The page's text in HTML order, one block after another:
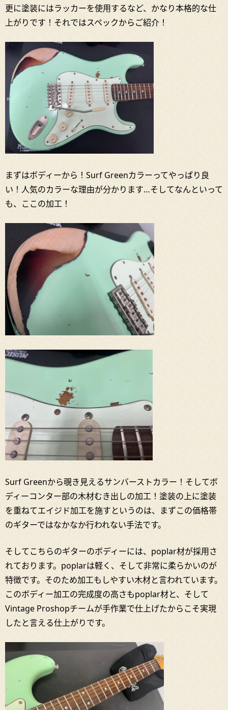
更に塗装にはラッカーを使用するなど、かなり本格的な仕
上がりです！それではスペックからご紹介！
まずはボディーから！Surf Greenカラーってやっぱり良
い！人気のカラーな理由が分かります…そしてなんといって
も、ここの加工！
Surf Greenから覗き見えるサンバーストカラー！そしてボ
ディーコンター部の木材むき出しの加工！塗装の上に塗装
を重ねてエイジド加工を施すというのは、まずこの価格帯
のギターではなかなか行われない手法です。
そしてこちらのギターのボディーには、poplar材が採用さ
れております。poplarは軽く、そして非常に柔らかいのが
特徴です。そのため加工もしやすい木材と言われています。
このボディー加工の完成度の高さもpoplar材と、そして
Vintage Proshopチームが手作業で仕上げたからこそ実現
したと言える仕上がりです。